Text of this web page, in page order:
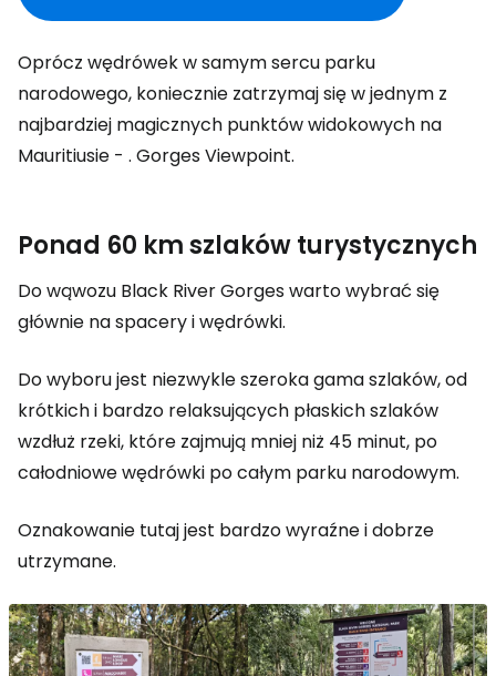
Oprócz wędrówek w samym sercu parku
narodowego, koniecznie zatrzymaj się w jednym z
najbardziej magicznych punktów widokowych na
Mauritiusie - . Gorges Viewpoint.
Ponad 60 km szlaków turystycznych
Do wąwozu Black River Gorges warto wybrać się
głównie na spacery i wędrówki.
Do wyboru jest niezwykle szeroka gama szlaków, od
krótkich i bardzo relaksujących płaskich szlaków
wzdłuż rzeki, które zajmują mniej niż 45 minut, po
całodniowe wędrówki po całym parku narodowym.
Oznakowanie tutaj jest bardzo wyraźne i dobrze
utrzymane.